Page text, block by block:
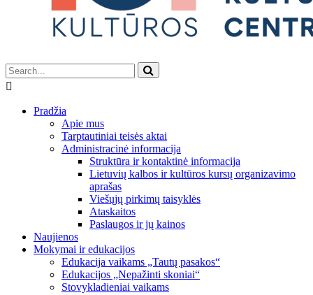
Pradžia
Apie mus
Tarptautiniai teisės aktai
Administracinė informacija
Struktūra ir kontaktinė informacija
Lietuvių kalbos ir kultūros kursų organizavimo
aprašas
Viešųjų pirkimų taisyklės
Ataskaitos
Paslaugos ir jų kainos
Naujienos
Mokymai ir edukacijos
Edukacija vaikams „Tautų pasakos“
Edukacijos „Nepažinti skoniai“
Stovykladieniai vaikams